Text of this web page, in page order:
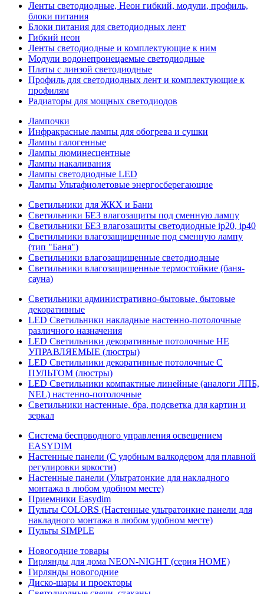
Ленты светодиодные, Неон гибкий, модули, профиль,
блоки питания
Блоки питания для светодиодных лент
Гибкий неон
Ленты светодиодные и комплектующие к ним
Модули водонепронецаемые светодиодные
Платы с линзой светодиодные
Профиль для светодиодных лент и комплектующие к
профилям
Радиаторы для мощных светодиодов
Лампочки
Инфракрасные лампы для обогрева и сушки
Лампы галогенные
Лампы люминесцентные
Лампы накаливания
Лампы светодиодные LED
Лампы Ультафиолетовые энергосберегающие
Светильники для ЖКХ и Бани
Светильники БЕЗ влагозащиты под сменную лампу
Светильники БЕЗ влагозащиты светодиодные ip20, ip40
Светильники влагозащищенные под сменную лампу
(тип "Баня")
Светильники влагозащищенные светодиодные
Светильники влагозащищенные термостойкие (баня-
сауна)
Светильники административно-бытовые, бытовые
декоративные
LED Cветильники накладные настенно-потолочные
различного назначения
LED Светильники декоративные потолочные НЕ
УПРАВЛЯЕМЫЕ (люстры)
LED Светильники декоративные потолочные С
ПУЛЬТОМ (люстры)
LED Светильники компактные линейные (аналоги ЛПБ,
NEL) настенно-потолочные
Светильники настенные, бра, подсветка для картин и
зеркал
Система беспрводного управления освещением
EASYDIM
Настенные панели (С удобным валкодером для плавной
регулировки яркости)
Настенные панели (Ультратонкие для накладного
монтажа в любом удобном месте)
Приемники Easydim
Пульты COLORS (Настенные ультратонкие панели для
накладного монтажа в любом удобном месте)
Пульты SIMPLE
Новогодние товары
Гирлянды для дома NEON-NIGHT (серия HOME)
Гирлянды новогодние
Диско-шары и проекторы